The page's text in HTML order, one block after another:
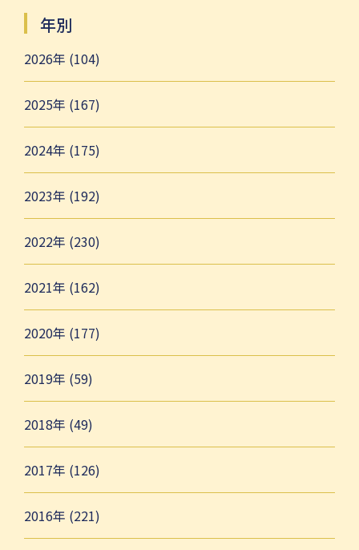
年別
2026年 (104)
2025年 (167)
2024年 (175)
2023年 (192)
2022年 (230)
2021年 (162)
2020年 (177)
2019年 (59)
2018年 (49)
2017年 (126)
2016年 (221)